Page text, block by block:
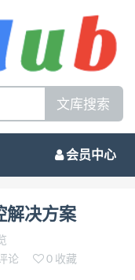
文库搜索
会员中心
动汽车以电代
是解决能源和环
快速发展，电动
至优于传统燃油
解决方案
论
0 收藏